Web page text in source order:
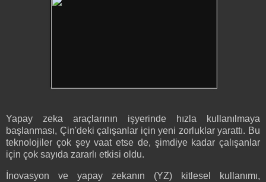
Yapay zeka araçlarının işyerinde hızla kullanılmaya
başlanması, Çin'deki çalışanlar için yeni zorluklar yarattı. Bu
teknolojiler çok şey vaat etse de, şimdiye kadar çalışanlar
için çok sayıda zararlı etkisi oldu.
İnovasyon ve yapay zekanın (YZ) kitlesel kullanımı,